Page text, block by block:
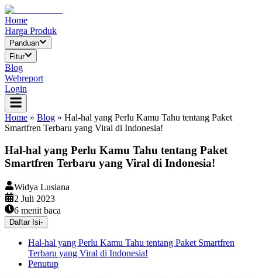
Home
Harga Produk
Panduan
Fitur
Blog
Webreport
Login
Home » Blog » Hal-hal yang Perlu Kamu Tahu tentang Paket
Smartfren Terbaru yang Viral di Indonesia!
Hal-hal yang Perlu Kamu Tahu tentang Paket
Smartfren Terbaru yang Viral di Indonesia!
Widya Lusiana
2 Juli 2023
6 menit baca
Daftar Isi-
Hal-hal yang Perlu Kamu Tahu tentang Paket Smartfren
Terbaru yang Viral di Indonesia!
Penutup